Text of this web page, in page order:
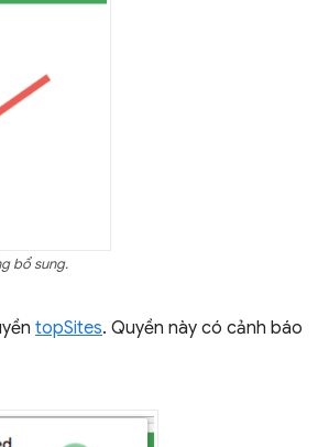
bổ sung.
topSites. Quyền này có cảnh báo